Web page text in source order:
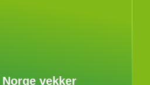
vekker